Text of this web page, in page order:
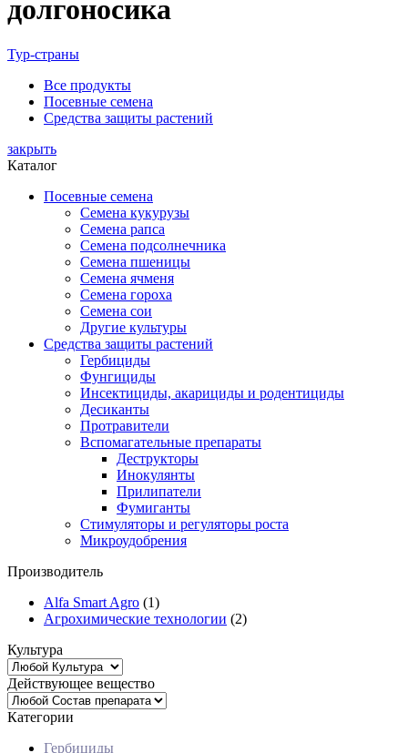
долгоносика
Тур-страны
Все продукты
Посевные семена
Средства защиты растений
закрыть
Каталог
Посевные семена
Семена кукурузы
Семена рапса
Семена подсолнечника
Семена пшеницы
Семена ячменя
Семена гороха
Семена сои
Другие культуры
Средства защиты растений
Гербициды
Фунгициды
Инсектициды, акарициды и родентициды
Десиканты
Протравители
Вспомагательные препараты
Деструкторы
Инокулянты
Прилипатели
Фумиганты
Стимуляторы и регуляторы роста
Микроудобрения
Производитель
Alfa Smart Agro (1)
Агрохимические технологии (2)
Культура
Действующее вещество
Категории
Гербициды